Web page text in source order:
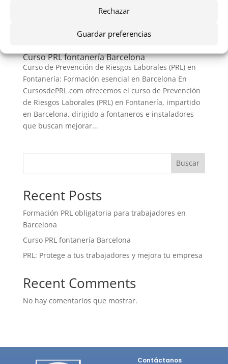
Rechazar
Guardar preferencias
Curso PRL fontanería Barcelona
Curso de Prevención de Riesgos Laborales (PRL) en
Fontanería: Formación esencial en Barcelona En
CursosdePRL.com ofrecemos el curso de Prevención
de Riesgos Laborales (PRL) en Fontanería, impartido
en Barcelona, dirigido a fontaneros e instaladores
que buscan mejorar...
Buscar
Recent Posts
Formación PRL obligatoria para trabajadores en
Barcelona
Curso PRL fontanería Barcelona
PRL: Protege a tus trabajadores y mejora tu empresa
Recent Comments
No hay comentarios que mostrar.
Contáctanos